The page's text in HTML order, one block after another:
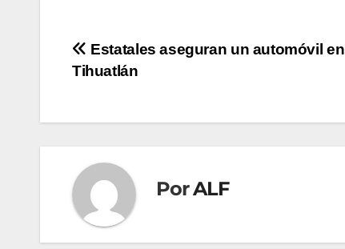
Navegación
entradas
Estatales aseguran un automóvil en
Tihuatlán
PorALF